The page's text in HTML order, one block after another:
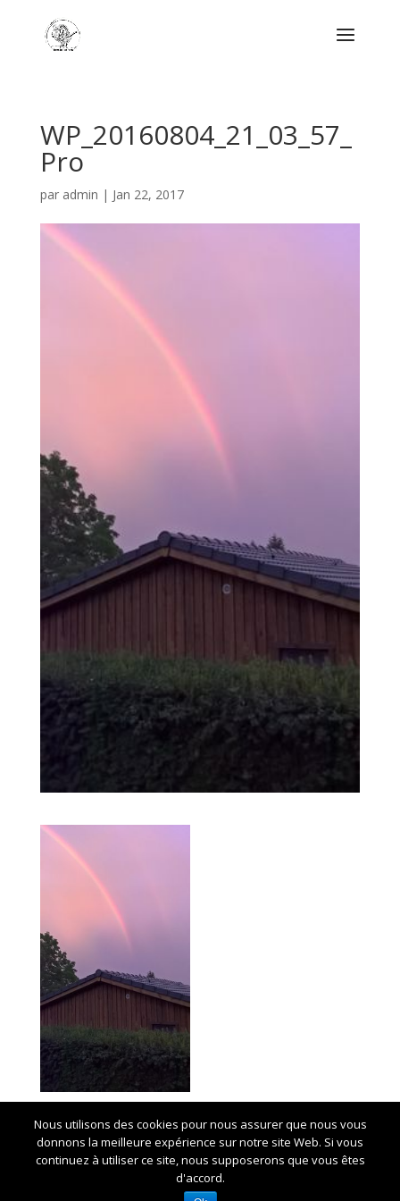
WP_20160804_21_03_57_
Pro
par admin | Jan 22, 2017
Crédits Marie-Noelle CHAUZY -
Nous utilisons des cookies pour nous assurer que nous vous
donnons la meilleure expérience sur notre site Web. Si vous
continuez à utiliser ce site, nous supposerons que vous êtes
d'accord.